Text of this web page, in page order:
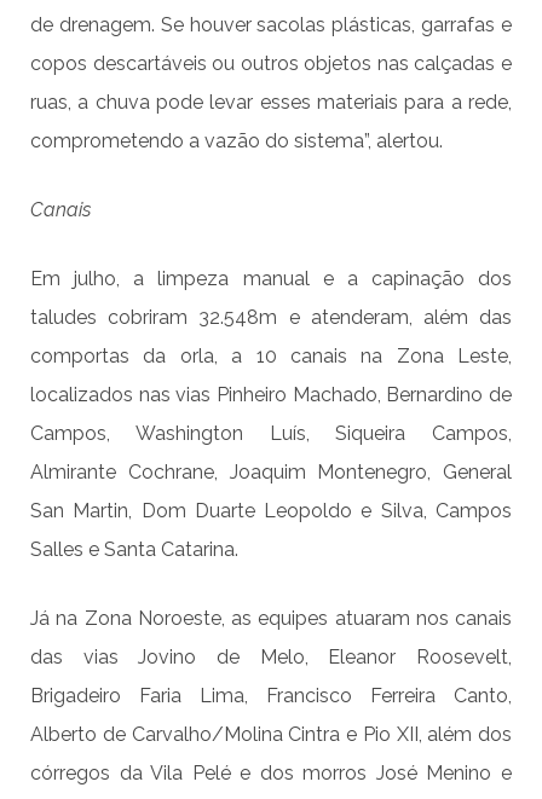
de drenagem. Se houver sacolas plásticas, garrafas e
copos descartáveis ou outros objetos nas calçadas e
ruas, a chuva pode levar esses materiais para a rede,
comprometendo a vazão do sistema”, alertou.
Canais
Em julho, a limpeza manual e a capinação dos
taludes cobriram 32.548m e atenderam, além das
comportas da orla, a 10 canais na Zona Leste,
localizados nas vias Pinheiro Machado, Bernardino de
Campos, Washington Luís, Siqueira Campos,
Almirante Cochrane, Joaquim Montenegro, General
San Martin, Dom Duarte Leopoldo e Silva, Campos
Salles e Santa Catarina.
Já na Zona Noroeste, as equipes atuaram nos canais
das vias Jovino de Melo, Eleanor Roosevelt,
Brigadeiro Faria Lima, Francisco Ferreira Canto,
Alberto de Carvalho/Molina Cintra e Pio XII, além dos
córregos da Vila Pelé e dos morros José Menino e